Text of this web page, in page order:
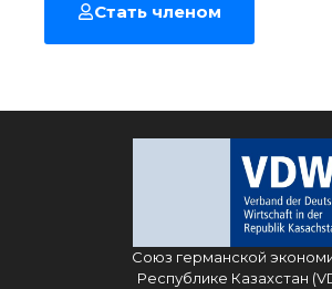
Стать членом
Союз германской
Республике Казахстан